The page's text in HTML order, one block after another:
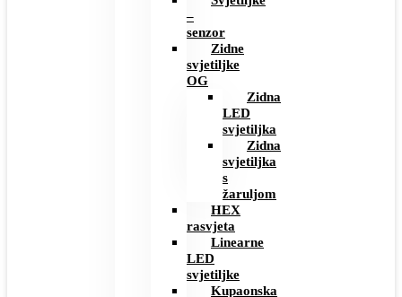
–
senzor
Zidne
svjetiljke
OG
Zidna
LED
svjetiljka
Zidna
svjetiljka
s
žaruljom
HEX
rasvjeta
Linearne
LED
svjetiljke
Kupaonska